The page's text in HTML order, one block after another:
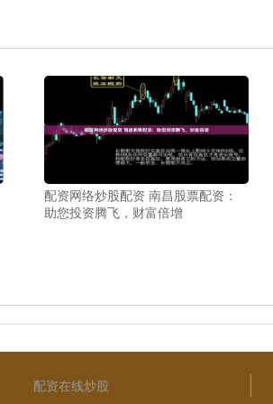
配资网络炒股配资 南昌股票配资：
助您投资腾飞，财富倍增
配资在线炒股